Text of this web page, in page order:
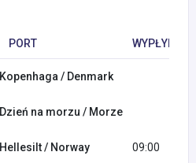
PORT
Kopenhaga / Denmark
Dzień na morzu / Morze
Hellesilt / Norway 09:00